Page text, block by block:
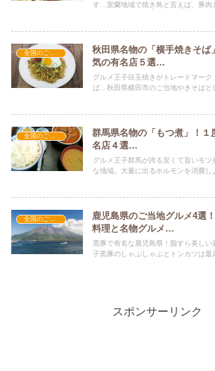
す…室蘭地域で焼き鳥と言えば、豚肉
全国のご当地グルメ
秋田県名物の「横手焼きそば
気の有名店５選…
グルメ王子目玉焼きがトレードマー
ば…秋田県横田市のご当地やきそばと
全国のご当地グルメ
群馬県名物の「もつ煮」！１
名店４選…
グルメ王子群馬が誇る安くて旨いモ
な地域。大量に出るホルモンを消費し
全国のご当地グルメ
鹿児島県のご当地グルメ4選
料理と名物グルメ…
黒豚で有名な鹿児島県！脂すら美し
子黒豚のしゃぶしゃぶとトンカツは最
スポンサーリンク